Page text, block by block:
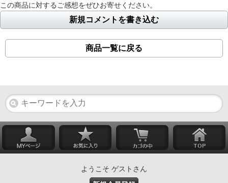
この商品に対するご感想をぜひお寄せください。
新規コメントを書き込む
商品一覧に戻る
ようこそ ゲストさん